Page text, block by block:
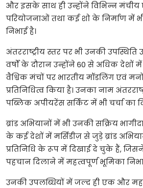
औरइसकेसाथहीउन्होंनेविभिन्नमंचीय
परियोजनाओंतथाकई शोकेनिर्माणमें
निभाईहै।
अंतरराष्ट्रीयस्तरपरभीउनकीउपस्थिति
वर्षोंकेदौरानउन्होंने60 से अधिकदेशोंमें
वैश्विकमंचोंपरभारतीयमॉडलिंगएवं
प्रतिनिधित्वकियाहै।उनकानाम
पब्लिक अपीयरेंससर्किटमेंभीचर्चाका
ब्रांड अभियानोंमेंभीउनकीसक्रिय
केकईदेशोंमेंमर्सिडीज़सेजुड़ेब्रांड
प्रतिनिधिकेरूपमेंदिखाईदेचुकेहैं,
पहचानदिलानेमेंमहत्वपूर्णभूमिका
उनकीउपलब्धियोंमेंजल्दहीएकऔर